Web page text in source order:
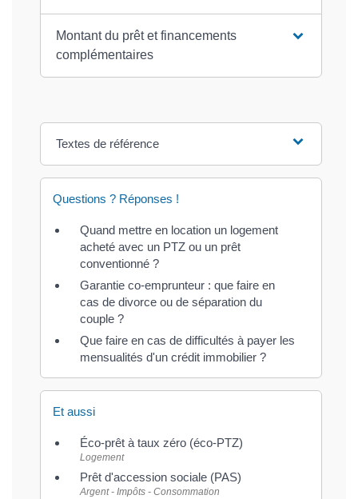
Montant du prêt et financements
complémentaires
Textes de référence
Questions ? Réponses !
Quand mettre en location un logement
acheté avec un PTZ ou un prêt
conventionné ?
Garantie co-emprunteur : que faire en
cas de divorce ou de séparation du
couple ?
Que faire en cas de difficultés à payer les
mensualités d'un crédit immobilier ?
Et aussi
Éco-prêt à taux zéro (éco-PTZ)
Logement
Prêt d'accession sociale (PAS)
Argent - Impôts - Consommation